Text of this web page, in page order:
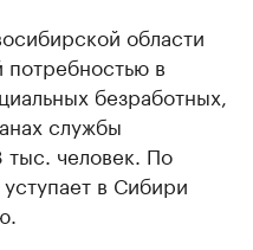
области
в
безработных,
службы
тыс. человек. По
в Сибири